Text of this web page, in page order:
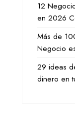
12
en 2026
Más de
Negocio
29 ideas
dinero en